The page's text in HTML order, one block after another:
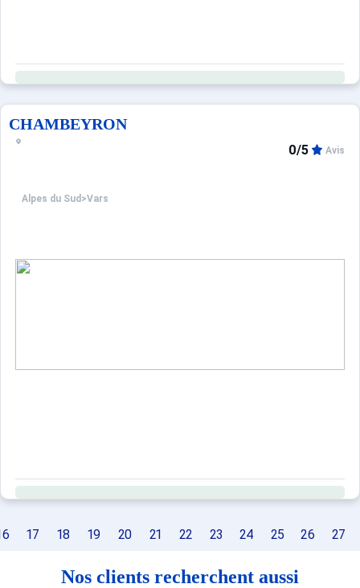
CHAMBEYRON
Alpes du Sud >Vars
0/5 Avis
17 18 19 20 21 22 23 24 25 26 27
Nos clients recherchent aussi